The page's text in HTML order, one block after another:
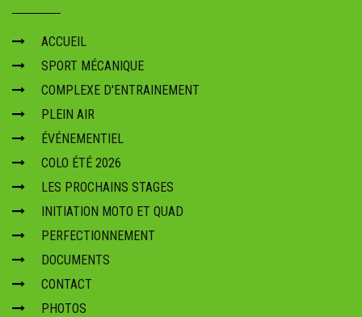
ACCUEIL
SPORT MÉCANIQUE
COMPLEXE D'ENTRAINEMENT
PLEIN AIR
ÉVÉNEMENTIEL
COLO ÉTÉ 2026
LES PROCHAINS STAGES
INITIATION MOTO ET QUAD
PERFECTIONNEMENT
DOCUMENTS
CONTACT
PHOTOS